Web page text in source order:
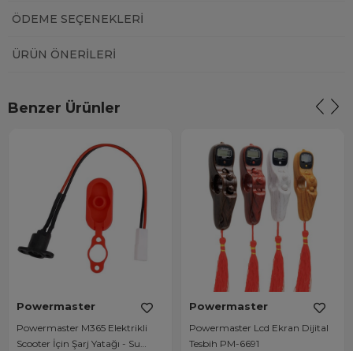
ÖDEME SEÇENEKLERI
ÜRÜN ÖNERILERI
Benzer Ürünler
Powermaster
Powermaster M365 Elektrikli
Scooter İçin Şarj Yatağı - Su
Powermaster
Powermaster Lcd Ekran Dijital
Tesbih PM-6691